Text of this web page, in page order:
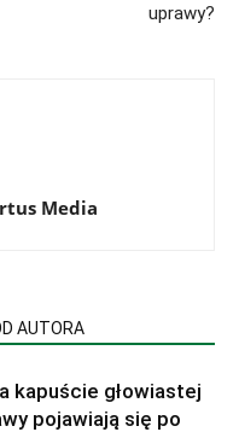
uprawy?
Media
AUTORA
kapuście głowiastej
pojawiają się po